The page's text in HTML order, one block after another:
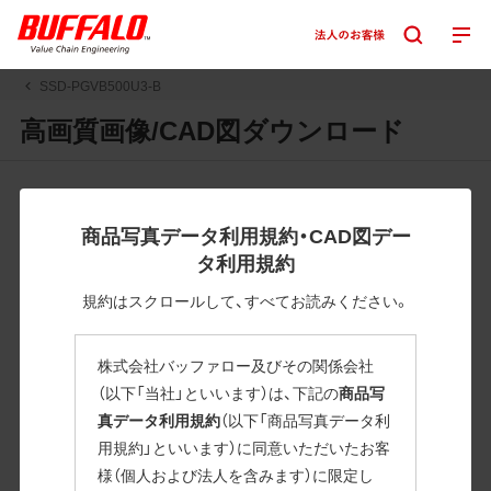
SSD-PGVB500U3-B
高画質画像/CAD図ダウンロード
商品写真データ利用規約・CAD図デー
タ利用規約
規約はスクロールして、すべてお読みください。
株式会社バッファロー及びその関係会社
（以下「当社」といいます）は、下記の商品写
真データ利用規約（以下「商品写真データ利
用規約」といいます）に同意いただいたお客
様（個人および法人を含みます）に限定し
すと圧縮ファイルのダウンロードが始まります。
JPEG・EPSファイルにはパスが設定されています。画像編集
の際に便利です。PNG画像は原則として背景を透過したもの
を提供しています。
掲載データ「JPEG、PNG : 低解像度(RGBカラー)」 「EPS : 高
解像度(CMYKカラー)」
SSD-PGVB500U3-B